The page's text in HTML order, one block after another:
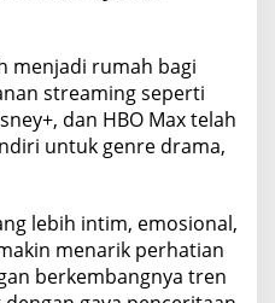
menjadi rumah bagi
streaming seperti
dan HBO Max telah
untuk genre drama,
lebih intim, emosional,
menarik perhatian
berkembangnya tren